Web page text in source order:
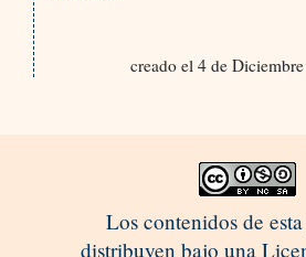
creado el 4 de
Los contenidos de
distribuyen bajo una